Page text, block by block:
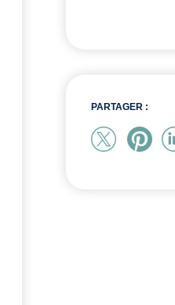
PARTAGER :